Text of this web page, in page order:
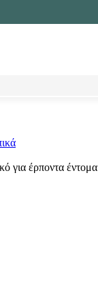
για έρποντα έντομα